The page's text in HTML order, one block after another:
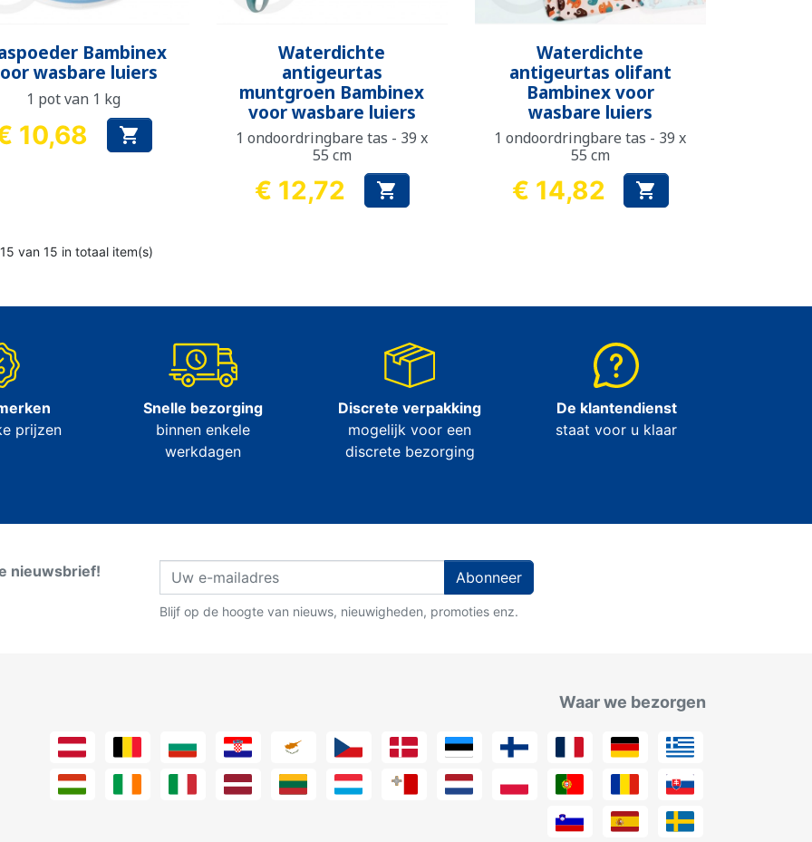
Snel bekijkenBambinex
wasbare luiers
1 pot van 1 kg
Prijs
10,68 
Snel bekijken
Waterdichte
antigeurtas
muntgroen Bambinex
voor wasbare luiers
1 ondoordringbare tas - 39 x
55 cm
Prijs
€ 12,72 
Snel bekijken
Waterdichte
antigeurtas olifant
Bambinex voor
wasbare luiers
1 ondoordringbare tas - 39 x
55 cm
Prijs
€ 14,82 
van 15 in totaal item(s)
prijzen
Snelle bezorging
binnen enkele
werkdagen
Discrete verpakking
mogelijk voor een
discrete bezorging
De klantendienst
staat voor u klaar
nieuwsbrief! Abonneer
Blijf op de hoogte van nieuws, nieuwigheden, promoties enz.
Waar we bezorgen